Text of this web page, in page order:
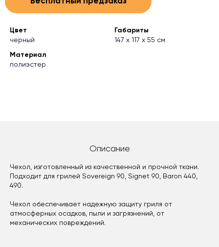
Цвет
черный
Габариты
147 х 117 х 55 см
Материал
полиэстер
Описание
Чехол, изготовленный из качественной и прочной ткани.
Подходит для грилей Sovereign 90, Signet 90, Baron 440,
490.
Чехол обеспечивает надежную защиту гриля от
атмосферных осадков, пыли и загрязнений, от
механических повреждений.